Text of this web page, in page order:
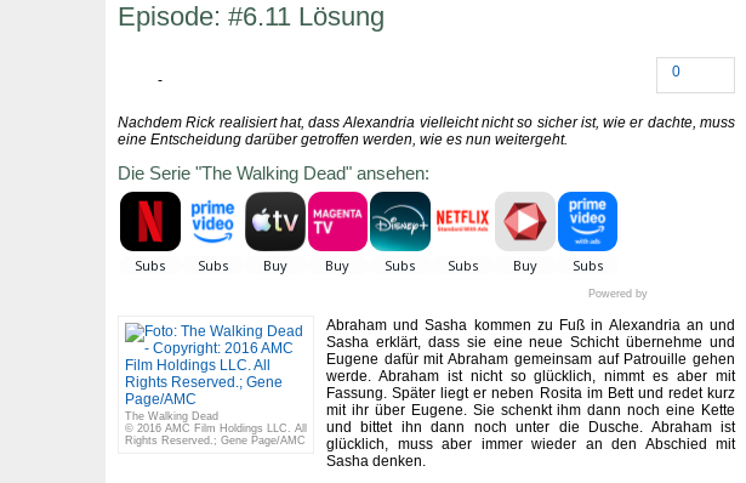
Episode: #6.11 Lösung
0
Nachdem Rick realisiert hat, dass Alexandria vielleicht nicht so sicher ist, wie er dachte, muss
eine Entscheidung darüber getroffen werden, wie es nun weitergeht.
Die Serie "The Walking Dead" ansehen:
Powered by
The Walking Dead
© 2016 AMC Film Holdings LLC. All
Rights Reserved.; Gene Page/AMC
Abraham und Sasha kommen zu Fuß in Alexandria an und
Sasha erklärt, dass sie eine neue Schicht übernehme und
Eugene dafür mit Abraham gemeinsam auf Patrouille gehen
werde. Abraham ist nicht so glücklich, nimmt es aber mit
Fassung. Später liegt er neben Rosita im Bett und redet kurz
mit ihr über Eugene. Sie schenkt ihm dann noch eine Kette
und bittet ihn dann noch unter die Dusche. Abraham ist
glücklich, muss aber immer wieder an den Abschied mit
Sasha denken.